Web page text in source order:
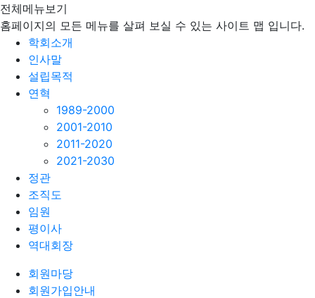
전체메뉴보기
홈페이지의 모든 메뉴를 살펴 보실 수 있는 사이트 맵 입니다.
학회소개
인사말
설립목적
연혁
1989-2000
2001-2010
2011-2020
2021-2030
정관
조직도
임원
평이사
역대회장
회원마당
회원가입안내